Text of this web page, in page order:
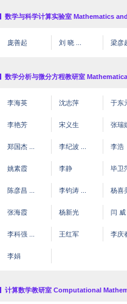
数学与科学计算实验室 Mathematics
庞善起 刘 晓 ... 梁彦
数学分析与微分方程教研室
李海英 沈志萍 于东
李艳芳 宋义生 张瑞
郑国杰 ... 李纪波 ... 李浩
姚素霞 李静 毕卫
陈彦昌 ... 李钧涛 ... 杨喜
张海霞 杨新光 闫 威
李科强 ... 王红军 李庆
李娟
计算数学教研室 Computational